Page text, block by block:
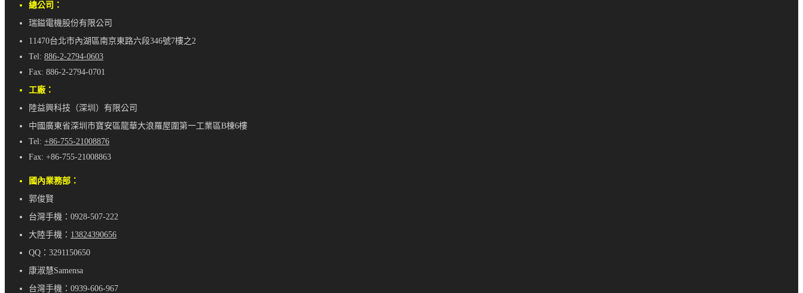
總公司：
瑞鎰電機股份有限公司
11470台北市內湖區南京東路六段346號7樓之2
Tel: 886-2-2794-0603
Fax: 886-2-2794-0701
工廠：
陸益興科技（深圳）有限公司
中國廣東省深圳市寶安區龍華大浪羅屋圍第一工業區B棟6樓
Tel: +86-755-21008876
Fax: +86-755-21008863
國內業務部：
郭俊賢
台灣手機：0928-507-222
大陸手機： 13824390656
QQ：3291150650
康淑慧Samensa
台灣手機：0939-606-967